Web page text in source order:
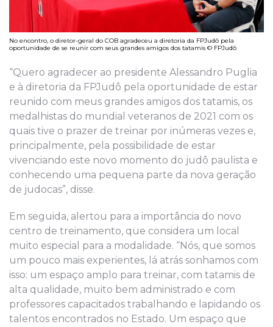
No encontro, o diretor-geral do COB agradeceu a diretoria da FPJudô pela
oportunidade de se reunir com seus grandes amigos dos tatamis © FPJudô
“Quero agradecer ao presidente Alessandro Puglia
e à diretoria da FPJudô pela oportunidade de estar
reunido com meus grandes amigos dos tatamis, os
medalhistas do mundial veteranos de 2021 com os
quais tive o prazer de treinar por inúmeras vezes e,
principalmente, pela possibilidade de estar
vivenciando este novo momento do judô paulista e
conhecendo uma pequena parte da nova geração
de judocas”, disse.
Em seguida, alertou para a importância do novo
centro de treinamento, que considera um local
muito especial para a modalidade. “Nós, que somos
um pouco mais experientes, lá atrás sonhamos com
isso: um espaço amplo para treinar, com tatamis de
alta qualidade, muito bem administrado e com
professores capacitados trabalhando e lapidando os
talentos encontrados no Estado. Um espaço que